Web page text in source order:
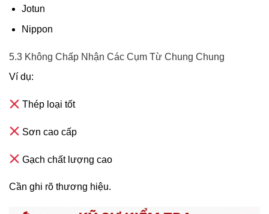
Jotun
Nippon
5.3 Không Chấp Nhận Các Cụm Từ Chung Chung
Ví dụ:
Thép loại tốt
Sơn cao cấp
Gạch chất lượng cao
Cần ghi rõ thương hiệu.